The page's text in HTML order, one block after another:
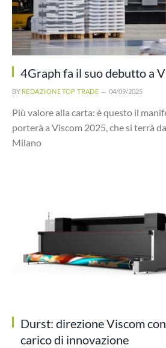
4Graph fa il suo debutto a
BY REDAZIONE TOP TRADE 04/09/2025
Più valore alla carta: è questo il
porterà a Viscom 2025, che si terrà
Milano
Durst: direzione Viscom
carico di innovazione